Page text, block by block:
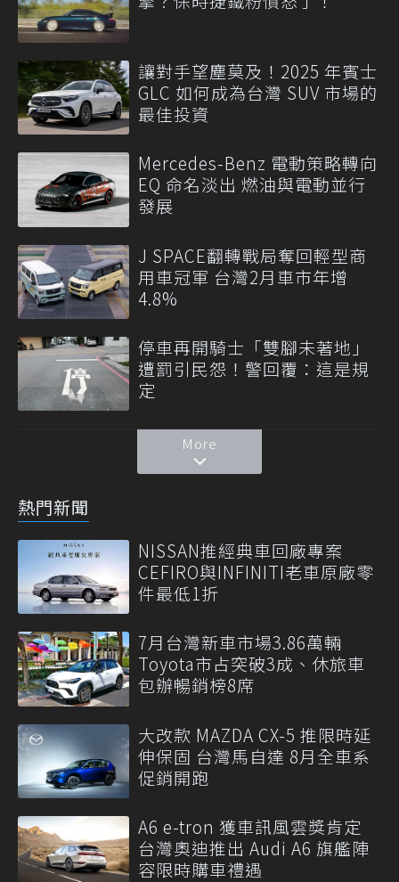
讓對手望塵莫及！2025 年賓士
GLC 如何成為台灣 SUV 市場的
最佳投資
Mercedes-Benz 電動策略轉向
EQ 命名淡出 燃油與電動並行
發展
J SPACE翻轉戰局奪回輕型商
用車冠軍 台灣2月車市年增
4.8%
停車再開騎士「雙腳未著地」
遭罰引民怨！警回覆：這是規
定
More
熱門新聞
NISSAN推經典車回廠專案
CEFIRO與INFINITI老車原廠零
件最低1折
7月台灣新車市場3.86萬輛
Toyota市占突破3成、休旅車
包辦暢銷榜8席
大改款 MAZDA CX-5 推限時延
伸保固 台灣馬自達 8月全車系
促銷開跑
A6 e-tron 獲車訊風雲獎肯定
台灣奧迪推出 Audi A6 旗艦陣
容限時購車禮遇